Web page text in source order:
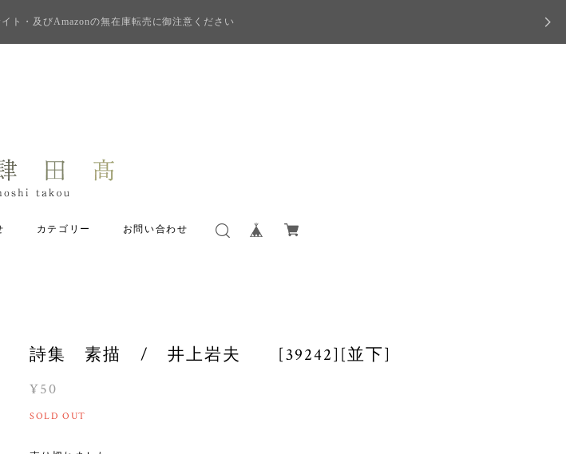
ト・及びAmazonの無在庫転売に御注意ください
カテゴリー お問い合わせ
詩集 素描 / 井上岩夫 [39242][並下]
¥50
SOLD OUT